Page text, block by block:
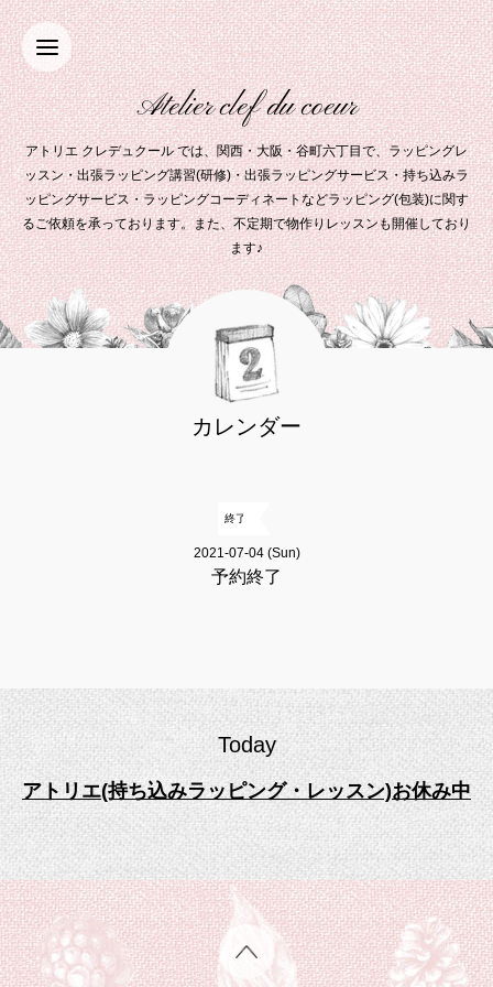
Atelier clef du coeur
アトリエ クレデュクール では、関西・大阪・谷町六丁目で、ラッピングレ
ッスン・出張ラッピング講習(研修)・出張ラッピングサービス・持ち込みラ
ッピングサービス・ラッピングコーディネートなどラッピング(包装)に関す
るご依頼を承っております。また、不定期で物作りレッスンも開催しており
ます♪
カレンダー
終了
2021-07-04 (Sun)
予約終了
Today
アトリエ(持ち込みラッピング・レッスン)お休み中